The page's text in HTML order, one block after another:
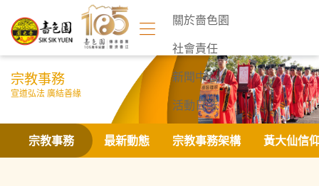
關於嗇色園
社會責任
新聞中心
活動日誌
聯絡我們
宗教事務
宣道弘法 廣結善緣
宗教事務 最新動態 宗教事務架構 黃大仙信